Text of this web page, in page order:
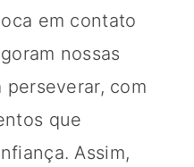
em contato
nossas
com
que
Assim,